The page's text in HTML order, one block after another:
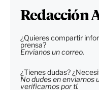
Redacción
¿Quieres compartir
prensa?
Envíanos un correo.
¿Tienes dudas?
No dudes en enviarnos
verificamos por tí.